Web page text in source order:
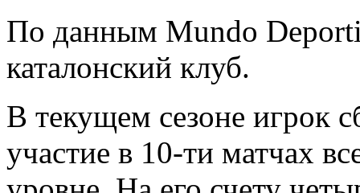
По данным Mundo
каталонский клуб.
В текущем сезоне игрок
участие в 10-ти матчах